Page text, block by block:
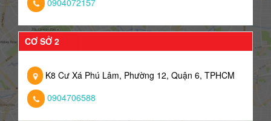
CƠ SỞ 2
K8 Cư Xá Phú Lâm, Phường 12, Quận 6, TPHCM
0904706588